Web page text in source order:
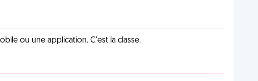
ou une application. C'est la classe.